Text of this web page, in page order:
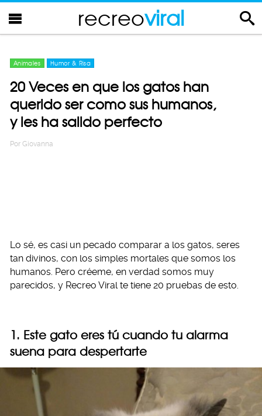
recreoviral
Animales Humor & Risa
20 Veces en que los gatos han
querido ser como sus humanos,
y les ha salido perfecto
Por Giovanna
Lo sé, es casi un pecado comparar a los gatos, seres
tan divinos, con los simples mortales que somos los
humanos. Pero créeme, en verdad somos muy
parecidos, y Recreo Viral te tiene 20 pruebas de esto.
1. Este gato eres tú cuando tu alarma
suena para despertarte